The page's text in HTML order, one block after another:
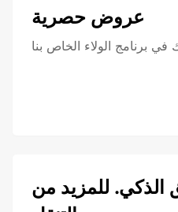
عروض حصرية
في برنامج الولاء الخاص بنا
الذكي. للمزيد من